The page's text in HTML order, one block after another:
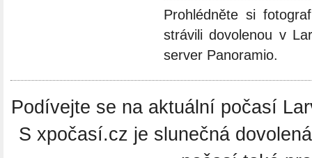
Prohlédněte si
strávili dovolenou v
server Panoramio.
Podívejte se na aktuální počasí
S xpočasí.cz je slunečná